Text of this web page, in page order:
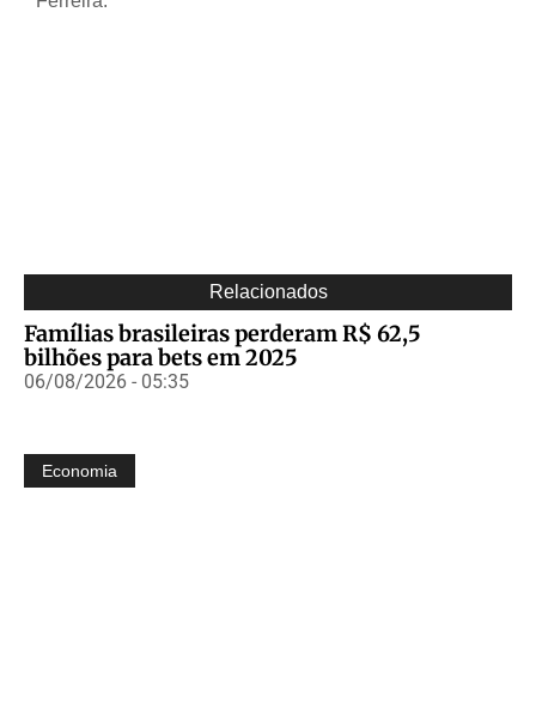
Relacionados
Economia
Famílias brasileiras perderam R$ 62,5
bilhões para bets em 2025
06/08/2026 - 05:35